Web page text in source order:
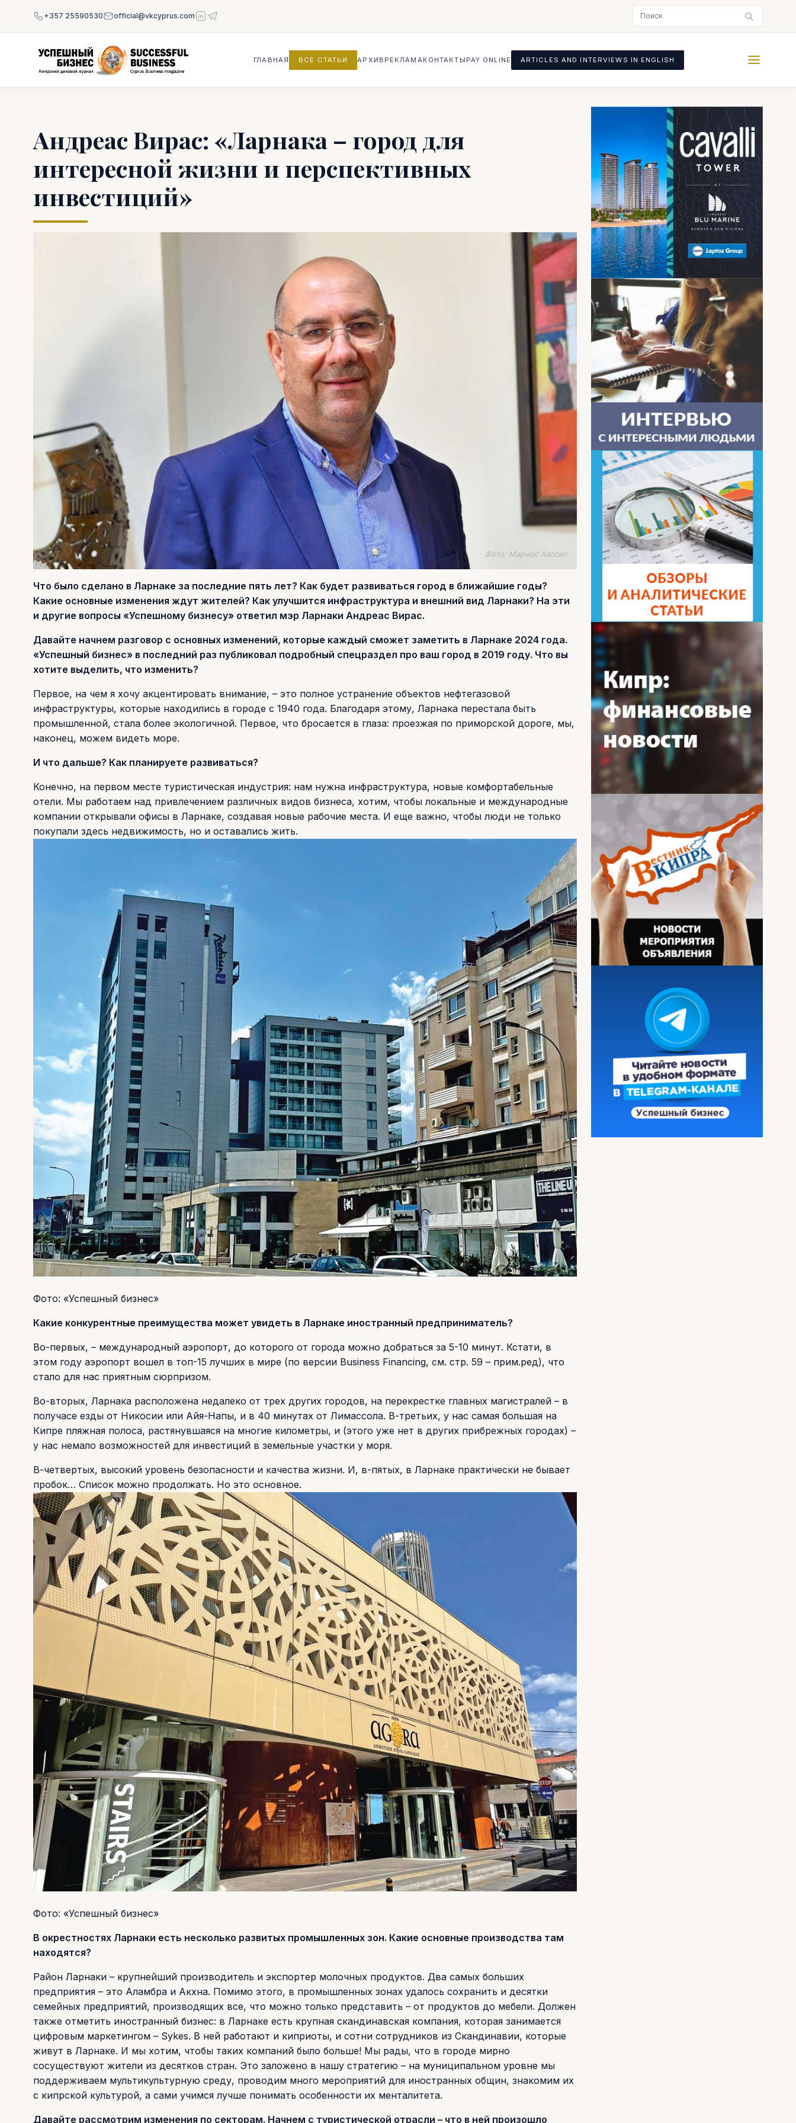
+357 25590530 official@vkcyprus.com
ГЛАВНАЯ ВСЕ СТАТЬИ АРХИВ РЕКЛАМА КОНТАКТЫ PAY ONLINE ARTICLES AND INTERVIEWS IN ENGLISH
Андреас Вирас: «Ларнака – город для
интересной жизни и перспективных
инвестиций»
Фото: Мариос Хапсис
Что было сделано в Ларнаке за последние пять лет? Как будет развиваться город в ближайшие годы?
Какие основные изменения ждут жителей? Как улучшится инфраструктура и внешний вид Ларнаки? На эти
и другие вопросы «Успешному бизнесу» ответил мэр Ларнаки Андреас Вирас.
Давайте начнем разговор с основных изменений, которые каждый сможет заметить в Ларнаке 2024 года.
«Успешный бизнес» в последний раз публиковал подробный спецраздел про ваш город в 2019 году. Что вы
хотите выделить, что изменить?
Первое, на чем я хочу акцентировать внимание, – это полное устранение объектов нефтегазовой
инфраструктуры, которые находились в городе с 1940 года. Благодаря этому, Ларнака перестала быть
промышленной, стала более экологичной. Первое, что бросается в глаза: проезжая по приморской дороге, мы,
наконец, можем видеть море.
И что дальше? Как планируете развиваться?
Конечно, на первом месте туристическая индустрия: нам нужна инфраструктура, новые комфортабельные
отели. Мы работаем над привлечением различных видов бизнеса, хотим, чтобы локальные и международные
компании открывали офисы в Ларнаке, создавая новые рабочие места. И еще важно, чтобы люди не только
покупали здесь недвижимость, но и оставались жить.
Фото: «Успешный бизнес»
Какие конкурентные преимущества может увидеть в Ларнаке иностранный предприниматель?
Во-первых, – международный аэропорт, до которого от города можно добраться за 5-10 минут. Кстати, в
этом году аэропорт вошел в топ-15 лучших в мире (по версии Business Financing, см. стр. 59 – прим.ред), что
стало для нас приятным сюрпризом.
Во-вторых, Ларнака расположена недалеко от трех других городов, на перекрестке главных магистралей – в
получасе езды от Никосии или Айя-Напы, и в 40 минутах от Лимассола. В-третьих, у нас самая большая на
Кипре пляжная полоса, растянувшаяся на многие километры, и (этого уже нет в других прибрежных городах) –
у нас немало возможностей для инвестиций в земельные участки у моря.
В-четвертых, высокий уровень безопасности и качества жизни. И, в-пятых, в Ларнаке практически не бывает
пробок… Список можно продолжать. Но это основное.
Фото: «Успешный бизнес»
В окрестностях Ларнаки есть несколько развитых промышленных зон. Какие основные производства там
находятся?
Район Ларнаки – крупнейший производитель и экспортер молочных продуктов. Два самых больших
предприятия – это Аламбра и Акхна. Помимо этого, в промышленных зонах удалось сохранить и десятки
семейных предприятий, производящих все, что можно только представить – от продуктов до мебели. Должен
также отметить иностранный бизнес: в Ларнаке есть крупная скандинавская компания, которая занимается
цифровым маркетингом – Sykes. В ней работают и киприоты, и сотни сотрудников из Скандинавии, которые
живут в Ларнаке. И мы хотим, чтобы таких компаний было больше! Мы рады, что в городе мирно
сосуществуют жители из десятков стран. Это заложено в нашу стратегию – на муниципальном уровне мы
поддерживаем мультикультурную среду, проводим много мероприятий для иностранных общин, знакомим их
с кипрской культурой, а сами учимся лучше понимать особенности их менталитета.
Давайте рассмотрим изменения по секторам. Начнем с туристической отрасли – что в ней произошло